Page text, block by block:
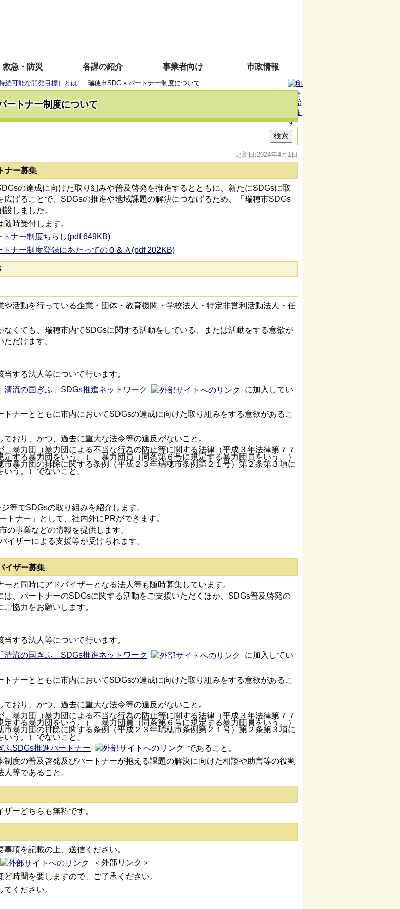
救急・防災 各課の紹介 事業者向け 市政情報
続可能な開発目標）とは 瑞穂市SDGｓパートナー制度について
ートナー制度について
更新日:2024年4月1日
ナー募集
の達成に向けた取り組みや普及啓発を推進するとともに、新たにSDGsに取
広げることで、SDGsの推進や地域課題の解決につなげるため、「瑞穂市SDGs
しました。
時受付します。
ナー制度ちらし(pdf 649KB)
ナー制度登録にあたってのＱ＆Ａ(pdf 202KB)
や活動を行っている企業・団体・教育機関・学校法人・特定非営利活動法人・任
くても、瑞穂市内でSDGsに関する活動をしている、または活動をする意欲が
だけます。
する法人等について行います。
「清流の国ぎふ」SDGs推進ネットワーク
に加入してい
トナーとともに市内においてSDGsの達成に向けた取り組みをする意欲があるこ
ており、かつ、過去に重大な法令等の違反がないこと。
、暴力団（暴力団による不当な行為の防止等に関する法律（平成３年法律第７７
する暴力団をいう。）、暴力団員（同条第６号に規定する暴力団員をいう。）
市暴力団の排除に関する条例（平成２３年瑞穂市条例第２１号）第２条第３項に
う。）でないこと。
等でSDGsの取り組みを紹介します。
トナー」として、社内外にPRができます。
の事業などの情報を提供します。
イザーによる支援等が受けられます。
イザー募集
と同時にアドバイザーとなる法人等も随時募集しています。
は、パートナーのSDGsに関する活動をご支援いただくほか、SDGs普及啓発の
協力をお願いします。
する法人等について行います。
「清流の国ぎふ」SDGs推進ネットワーク
に加入してい
トナーとともに市内においてSDGsの達成に向けた取り組みをする意欲があるこ
ており、かつ、過去に重大な法令等の違反がないこと。
、暴力団（暴力団による不当な行為の防止等に関する法律（平成３年法律第７７
する暴力団をいう。）、暴力団員（同条第６号に規定する暴力団員をいう。）
市暴力団の排除に関する条例（平成２３年瑞穂市条例第２１号）第２条第３項に
う。）でないこと。
ふSDGs推進パートナー
であること。
制度の普及啓発及びパートナーが抱える課題の解決に向けた相談や助言等の役割
等であること。
ーどちらも無料です。
事項を記載の上、送信ください。
＜外部リンク＞
時間を要しますので、ご了承ください。
ください。